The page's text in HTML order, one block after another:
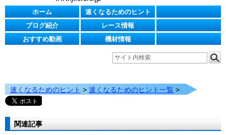
ホーム
速くなるためのヒント
ブログ紹介
レース情報
おすすめ動画
機材情報
速くなるためのヒント > 速くなるためのヒント一覧 >
関連記事